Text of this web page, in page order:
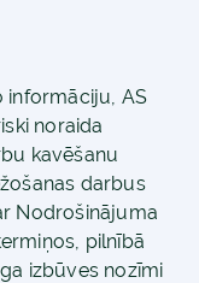
informāciju, AS
noraida
kavēšanu
darbus
Nodrošinājuma
pilnībā
izbūves nozīmi